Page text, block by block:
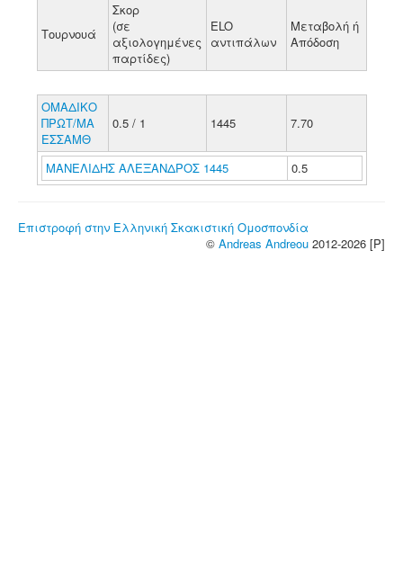
Τουρνουά
Σκορ
(σε
αξιολογημένες
παρτίδες)
ELO
αντιπάλων
Μεταβολή ή
Απόδοση
ΟΜΑΔΙΚΟ
ΠΡΩΤ/ΜΑ
ΕΣΣΑΜΘ
0.5 / 1 1445 7.70
ΜΑΝΕΛΙΔΗΣ ΑΛΕΞΑΝΔΡΟΣ 1445 0.5
Επιστροφή στην Ελληνική Σκακιστική Ομοσπονδία
© Andreas Andreou 2012-2026 [P]